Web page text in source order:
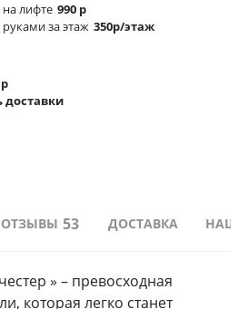
на лифте 990 р
руками за этаж 350р/этаж
доставки
ОТЗЫВЫ 53 ДОСТАВКА
» – превосходная
которая легко станет